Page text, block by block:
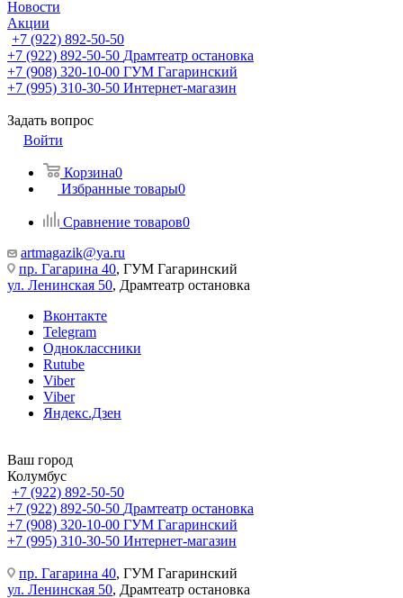
Новости
Акции
+7 (922) 892-50-50
+7 (922) 892-50-50 Драмтеатр остановка
+7 (908) 320-10-00 ГУМ Гагаринский
+7 (995) 310-30-50 Интернет-магазин
Задать вопрос
Войти
Корзина0
Избранные товары0
Сравнение товаров0
artmagazik@ya.ru
пр. Гагарина 40, ГУМ Гагаринский
ул. Ленинская 50, Драмтеатр остановка
Вконтакте
Telegram
Одноклассники
Rutube
Viber
Viber
Яндекс.Дзен
Ваш город
Колумбус
+7 (922) 892-50-50
+7 (922) 892-50-50 Драмтеатр остановка
+7 (908) 320-10-00 ГУМ Гагаринский
+7 (995) 310-30-50 Интернет-магазин
пр. Гагарина 40, ГУМ Гагаринский
ул. Ленинская 50, Драмтеатр остановка